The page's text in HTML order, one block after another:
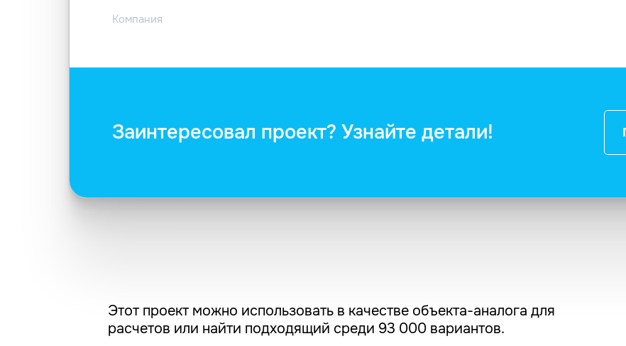
Компания
Заинтересовал проект? Узнайте детали!
Этот проект можно использовать в качестве объекта-аналога для
расчетов или найти подходящий среди 93 000 вариантов.